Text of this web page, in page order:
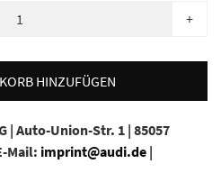
+
HINZUFÜGEN
| Auto-Union-Str. 1 | 85057
Mail: imprint@audi.de |